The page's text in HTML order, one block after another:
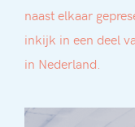
naast elkaar
inkijk in een deel
in Nederland.